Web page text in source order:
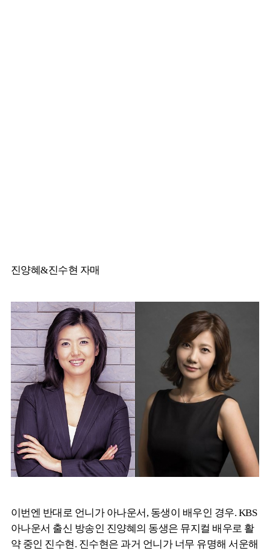
진양혜&진수현 자매
이번엔 반대로 언니가 아나운서, 동생이 배우인 경우. KBS
아나운서 출신 방송인 진양혜의 동생은 뮤지컬 배우로 활
약 중인 진수현. 진수현은 과거 언니가 너무 유명해 서운해